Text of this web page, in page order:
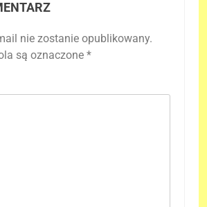
nie zostanie opublikowany.
są oznaczone *